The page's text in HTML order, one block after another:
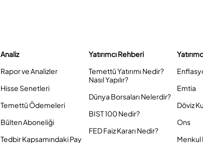
Analiz
Rapor ve Analizler
Hisse Senetleri
Temettü Ödemeleri
Bülten Aboneliği
Tedbir Kapsamındaki Pay
Yatırımcı Rehberi
Temettü Yatırımı Nedir?
Nasıl Yapılır?
Dünya Borsaları Nelerdir?
BIST 100 Nedir?
FED Faiz Kararı Nedir?
Emtia
Döviz
Ons
Menkul